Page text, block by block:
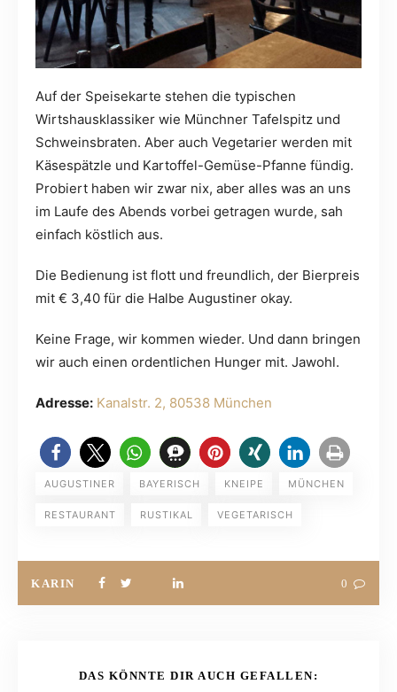
Auf der Speisekarte stehen die typischen
Wirtshausklassiker wie Münchner Tafelspitz und
Schweinsbraten. Aber auch Vegetarier werden mit
Käsespätzle und Kartoffel-Gemüse-Pfanne fündig.
Probiert haben wir zwar nix, aber alles was an uns
im Laufe des Abends vorbei getragen wurde, sah
einfach köstlich aus.
Die Bedienung ist flott und freundlich, der Bierpreis
mit € 3,40 für die Halbe Augustiner okay.
Keine Frage, wir kommen wieder. Und dann bringen
wir auch einen ordentlichen Hunger mit. Jawohl.
Adresse: Kanalstr. 2, 80538 München
AUGUSTINER BAYERISCH KNEIPE MÜNCHEN
RESTAURANT RUSTIKAL VEGETARISCH
KARIN 0
DAS KÖNNTE DIR AUCH GEFALLEN: